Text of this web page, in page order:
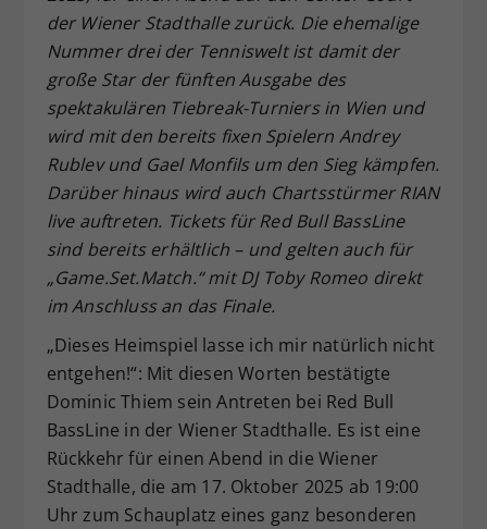
der Wiener Stadthalle zurück. Die ehemalige
Nummer drei der Tenniswelt ist damit der
große Star der fünften Ausgabe des
spektakulären Tiebreak-Turniers in Wien und
wird mit den bereits fixen Spielern Andrey
Rublev und Gael Monfils um den Sieg kämpfen.
Darüber hinaus wird auch Chartsstürmer RIAN
live auftreten. Tickets für Red Bull BassLine
sind bereits erhältlich – und gelten auch für
„Game.Set.Match.“ mit DJ Toby Romeo direkt
im Anschluss an das Finale.
„Dieses Heimspiel lasse ich mir natürlich nicht
entgehen!“: Mit diesen Worten bestätigte
Dominic Thiem sein Antreten bei Red Bull
BassLine in der Wiener Stadthalle. Es ist eine
Rückkehr für einen Abend in die Wiener
Stadthalle, die am 17. Oktober 2025 ab 19:00
Uhr zum Schauplatz eines ganz besonderen
Zweck
Dieser Wert speichert Ihre Consent-
Einstellungen. Unter anderem eine
zufällig generierte ID, für die
historische Speicherung Ihrer
Webseiten-Betreiber dies eingestellt
hat.